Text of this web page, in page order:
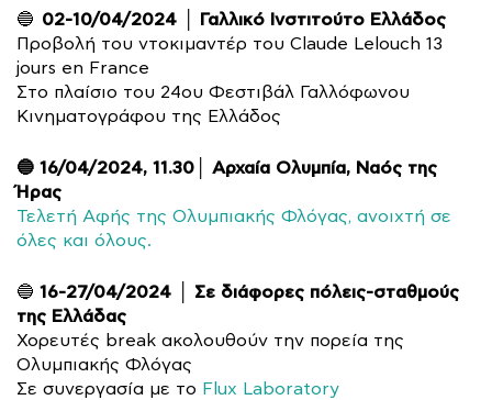
🔵 02-10/04/2024 │ Γαλλικό Ινστιτούτο Ελλάδος
Προβολή του ντοκιμαντέρ του Claude Lelouch 13
jours en France
Στο πλαίσιο του 24ου Φεστιβάλ Γαλλόφωνου
Κινηματογράφου της Ελλάδος
🔵 16/04/2024, 11.30│ Αρχαία Ολυμπία, Ναός της
Ήρας
Τελετή Αφής της Ολυμπιακής Φλόγας, ανοιχτή σε
όλες και όλους.
🔵 16-27/04/2024 │ Σε διάφορες πόλεις-σταθμούς
της Ελλάδας
Χορευτές break ακολουθούν την πορεία της
Ολυμπιακής Φλόγας
Σε συνεργασία με το Flux Laboratory